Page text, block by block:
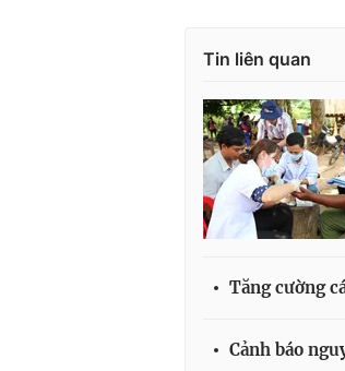
Tin liên quan
Tăng cường
Cảnh báo